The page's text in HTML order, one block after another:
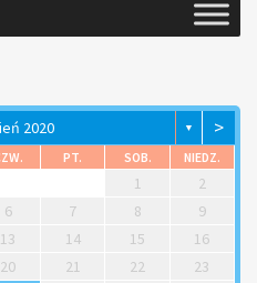
2020 ▼ >
PT. SOB. NIEDZ.
1
2
6 7 8
9
13 14 15
16
20 21 22
23